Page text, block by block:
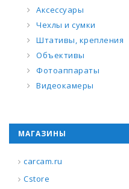
Аксессуары
Чехлы и сумки
Штативы, крепления
Объективы
Фотоаппараты
Видеокамеры
МАГАЗИНЫ
carcam.ru
Cstore